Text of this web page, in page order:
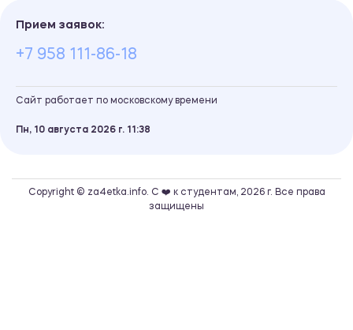
Прием заявок:
+7 958 111-86-18
Сайт работает по московскому времени
Пн, 10 августа 2026 г. 11 :38
Copyright © za4etka.info. С ❤️ к студентам, 2026 г. Все права
защищены